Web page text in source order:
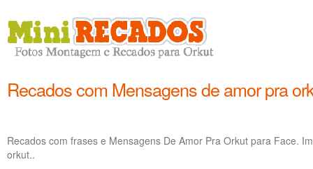
Recados com Mensagens de amor pra
Recados com frases e Mensagens De Amor Pra Orkut para Face.
orkut..